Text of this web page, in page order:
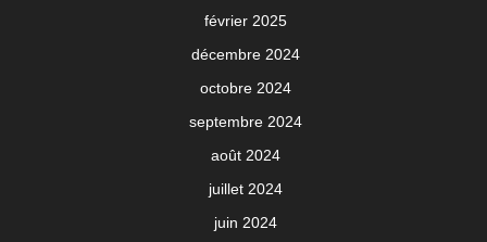
février 2025
décembre 2024
octobre 2024
septembre 2024
août 2024
juillet 2024
juin 2024